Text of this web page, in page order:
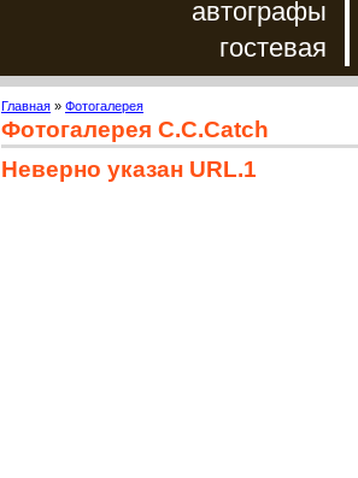
автографы
гостевая
Главная » Фотогалерея
Фотогалерея C.C.Catch
Неверно указан URL.1